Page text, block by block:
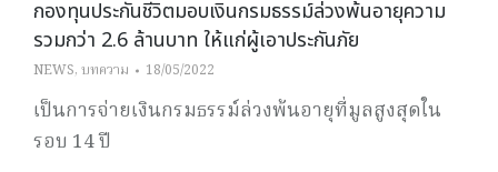
กองทุนประกันชีวิตมอบเงินกรมธรรม์ล่วงพ้นอายุความ
รวมกว่า 2.6 ล้านบาท ให้แก่ผู้เอาประกันภัย
NEWS, บทความ 18/05/2022
เป็นการจ่ายเงินกรมธรรม์ล่วงพ้นอายุที่มูลสูงสุดใน
รอบ 14 ปี